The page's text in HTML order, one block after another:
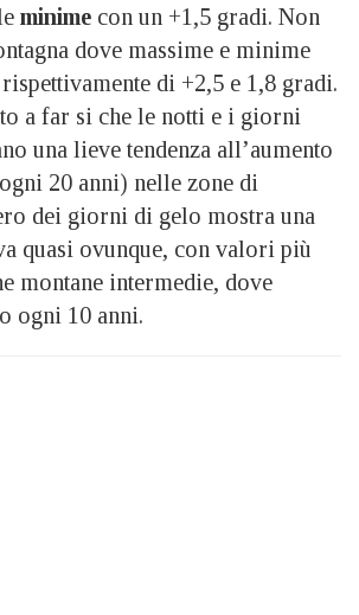
minime con un +1,5 gradi. Non
dove massime e minime
di +2,5 e 1,8 gradi.
a far si che le notti e i giorni
una lieve tendenza all’aumento
20 anni) nelle zone di
dei giorni di gelo mostra una
quasi ovunque, con valori più
montane intermedie, dove
ogni 10 anni.